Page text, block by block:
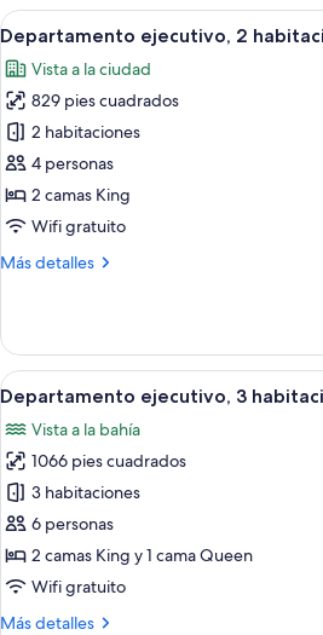
habitaciones
Abrir
todas
las
fotos
de
Departamento
ejecutivo,
2
habitaciones
Una
6
Departamento ejecutivo, 2
Vista a la ciudad
829 pies cuadrados
2 habitaciones
4 personas
2 camas King
Wifi gratuito
Más detalles
Más
ejecutivo,
habitaciones
Abrir
todas
las
fotos
de
Departamento
ejecutivo,
3
habitaciones
Una
6
Departamento ejecutivo, 3
Vista a la bahía
1066 pies cuadrados
3 habitaciones
6 personas
2 camas King y 1 cama Queen
Wifi gratuito
Más detalles
Más